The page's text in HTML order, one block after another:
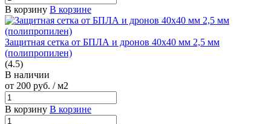
В корзину В корзине
Защитная сетка от БПЛА и дронов 40х40 мм 2,5 мм
(полипропилен)
(4.5)
В наличии
от 200 руб. / м2
В корзину В корзине